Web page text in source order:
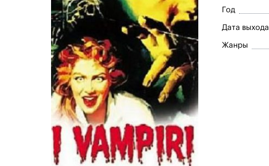
Год
Дата выхода
Жанры